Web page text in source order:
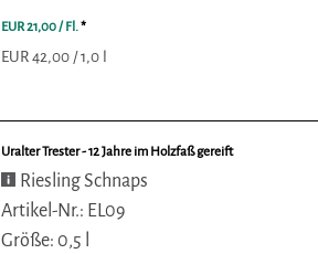
EUR 21,00/ Fl.*
EUR 42,00 / 1,0 l
Uralter Trester - 12 Jahre im Holzfaß gereift
Riesling Schnaps
Artikel-Nr.: EL09
Größe: 0,5 l